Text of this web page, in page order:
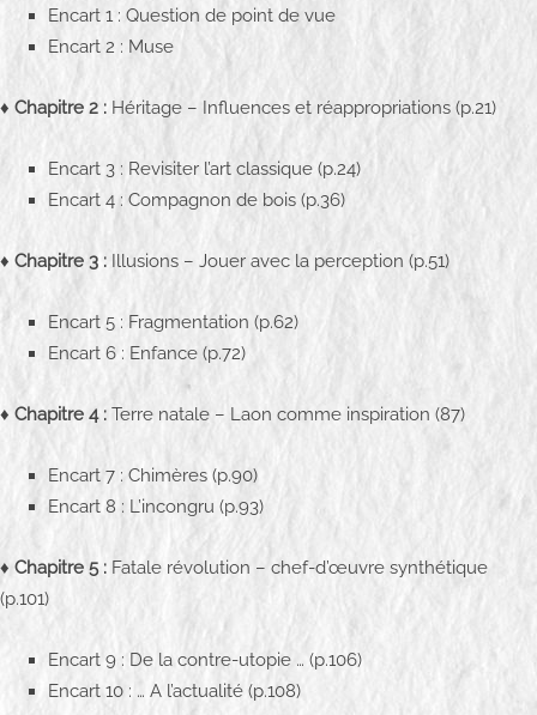
r
r
n
a
n
Encart 1 : Question de point de vue
Encart 2 : Muse
♦ Chapitre 2 : Héritage – Influences et réappropriations (p.21)
Encart 3 : Revisiter l’art classique (p.24)
Encart 4 : Compagnon de bois (p.36)
♦ Chapitre 3 : Illusions – Jouer avec la perception (p.51)
Encart 5 : Fragmentation (p.62)
Encart 6 : Enfance (p.72)
♦ Chapitre 4 : Terre natale – Laon comme inspiration (87)
Encart 7 : Chimères (p.90)
Encart 8 : L’incongru (p.93)
♦ Chapitre 5 : Fatale révolution – chef-d’œuvre synthétique
(p.101)
Encart 9 : De la contre-utopie … (p.106)
Encart 10 : … A l’actualité (p.108)